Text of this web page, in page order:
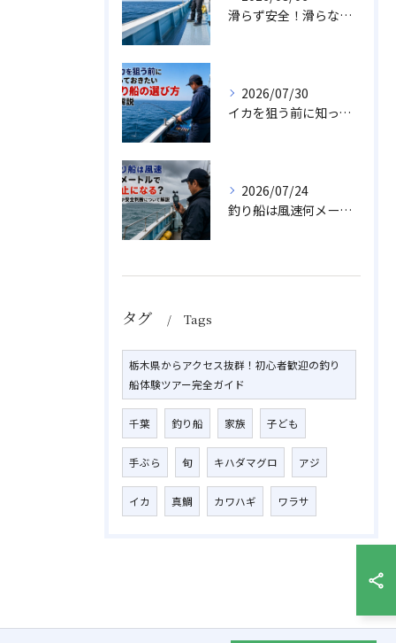
滑らず安全！滑らない釣り船での靴の選び方とNG回避のポイント
2026/07/30
イカを狙う前に知っておきたい釣り船の選び方を解説
2026/07/24
釣り船は風速何メートルで中止になる？目安や安全判断について解説
タグ Tags
栃木県からアクセス抜群！初心者歓迎の釣り
船体験ツアー完全ガイド
千葉 釣り船 家族 子ども
手ぶら 旬 キハダマグロ アジ
イカ 真鯛 カワハギ ワラサ